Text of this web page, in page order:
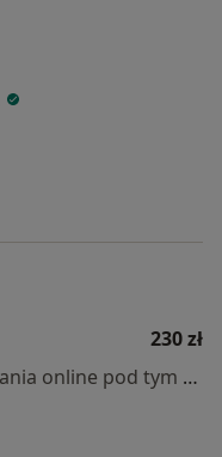
230 zł
Specjalista nie oferuje umawiania online pod tym adresem.